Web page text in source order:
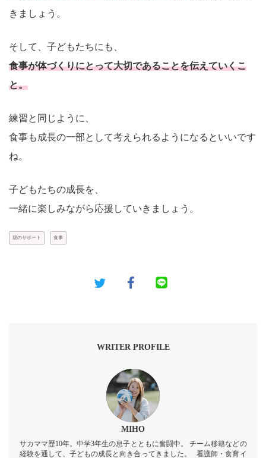
きましょう。
そして、子どもたちにも、
食事が体づくりにとって大切であることを伝えていくこ
と。
練習と同じように、
食事も成長の一部として考えられるようになるといいです
ね。
子どもたちの成長を、
一緒に楽しみながら応援していきましょう。
親のサポート 食事
WRITER PROFILE
MIHO
サカママ歴10年。中学3年生の息子とともに奮闘中。 チーム移籍などの
経験を通して、子どもの成長と向き合ってきました。 看護師・食育イ